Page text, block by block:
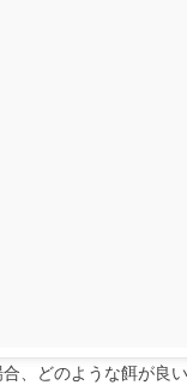
、どのような餌が良